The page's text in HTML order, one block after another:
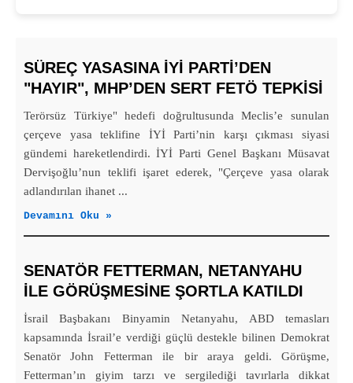
SÜREÇ YASASINA İYİ PARTI’DEN
"HAYIR", MHP’DEN SERT FETÖ TEPKISI
Terörsüz Türkiye" hedefi doğrultusunda Meclis’e sunulan
çerçeve yasa teklifine İYİ Parti’nin karşı çıkması siyasi
gündemi hareketlendirdi. İYİ Parti Genel Başkanı Müsavat
Dervişoğlu’nun teklifi işaret ederek, "Çerçeve yasa olarak
adlandırılan ihanet ...
Devamını Oku »
SENATÖR FETTERMAN, NETANYAHU
ILE GÖRÜŞMESINE ŞORTLA KATILDI
İsrail Başbakanı Binyamin Netanyahu, ABD temasları
kapsamında İsrail’e verdiği güçlü destekle bilinen Demokrat
Senatör John Fetterman ile bir araya geldi. Görüşme,
Fetterman’ın giyim tarzı ve sergilediği tavırlarla dikkat